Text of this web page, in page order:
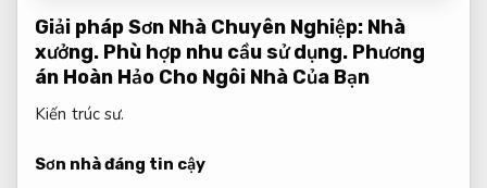
Giải pháp Sơn Nhà Chuyên Nghiệp: Nhà
xưởng. Phù hợp nhu cầu sử dụng. Phương
án Hoàn Hảo Cho Ngôi Nhà Của Bạn
Kiến trúc sư.
Sơn nhà đáng tin cậy